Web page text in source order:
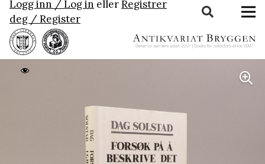
Logg inn / Log in ellerRegistrer
deg / Register